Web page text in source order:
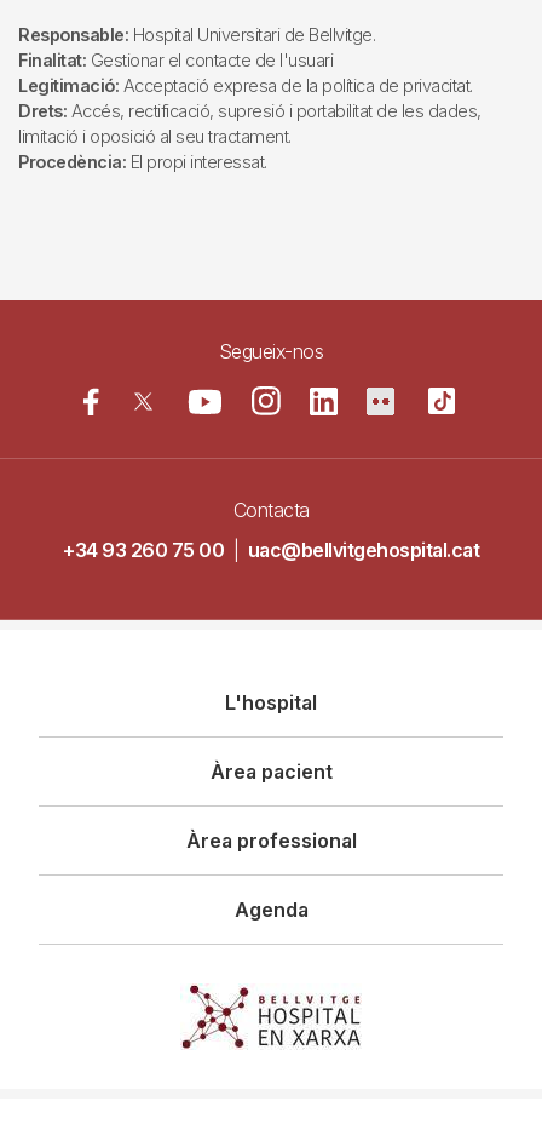
Responsable: Hospital Universitari de Bellvitge.
Finalitat: Gestionar el contacte de l'usuari
Legitimació: Acceptació expresa de la política de privacitat.
Drets: Accés, rectificació, supresió i portabilitat de les dades,
limitació i oposició al seu tractament.
Procedència: El propi interessat.
Segueix-nos
Contacta
+34 93 260 75 00
uac@bellvitgehospital.cat
principal
L'hospital
Àrea pacient
Àrea professional
Agenda